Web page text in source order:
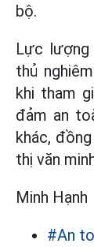
bộ.
Lực lượng
thủ
khi tham
đảm an
khác,
thị văn
Minh Hạnh
#An